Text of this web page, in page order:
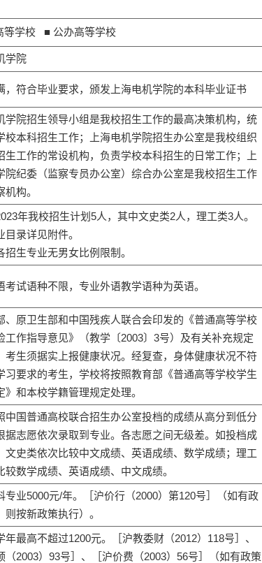
等学校 ■ 公办高等学校
学院
，符合毕业要求，颁发上海电机学院的本科毕业证书
学院招生领导小组是我校招生工作的最高决策机构，统
校本科招生工作；上海电机学院招生办公室是我校组织
生工作的常设机构，负责学校本科招生的日常工作；上
院纪委（监察专员办公室）综合办公室是我校招生工作
构。
年我校招生计划5人，其中文史类2人，理工类3人。
目录详见附件。
招生专业无男女比例限制。
考试语种不限，专业外语教学语种为英语。
、原卫生部和中国残疾人联合会印发的《普通高等学校
工作指导意见》（教学〔2003〕3号）及有关补充规定
考生须据实上报健康状况。经复查，身体健康状况不符
习要求的考生，学校将按照教育部《普通高等学校学生
》和本校学籍管理规定处理。
中国普通高校联合招生办公室投档的成绩从高分到低分
据志愿依次录取到专业。各志愿之间无级差。如投档成
文史类依次比较中文成绩、英语成绩、数学成绩；理工
较数学成绩、英语成绩、中文成绩。
专业5000元/年。［沪价行（2000）第120号］（如有政
则按新政策执行）。
年最高不超过1200元。［沪教委财（2012）118号］、
（2003）93号］、［沪价费（2003）56号］（如有政策